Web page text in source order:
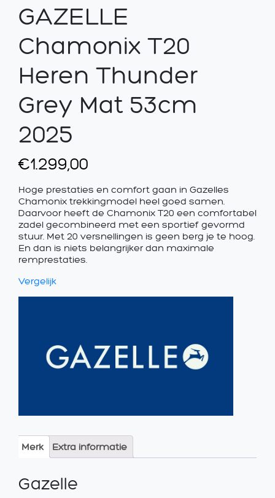
GAZELLE
Chamonix T20
Heren Thunder
Grey Mat 53cm
2025
€1.299,00
Hoge prestaties en comfort gaan in Gazelles
Chamonix trekkingmodel heel goed samen.
Daarvoor heeft de Chamonix T20 een comfortabel
zadel gecombineerd met een sportief gevormd
stuur. Met 20 versnellingen is geen berg je te hoog.
En dan is niets belangrijker dan maximale
remprestaties.
Vergelijk
Merk Extra informatie
Gazelle